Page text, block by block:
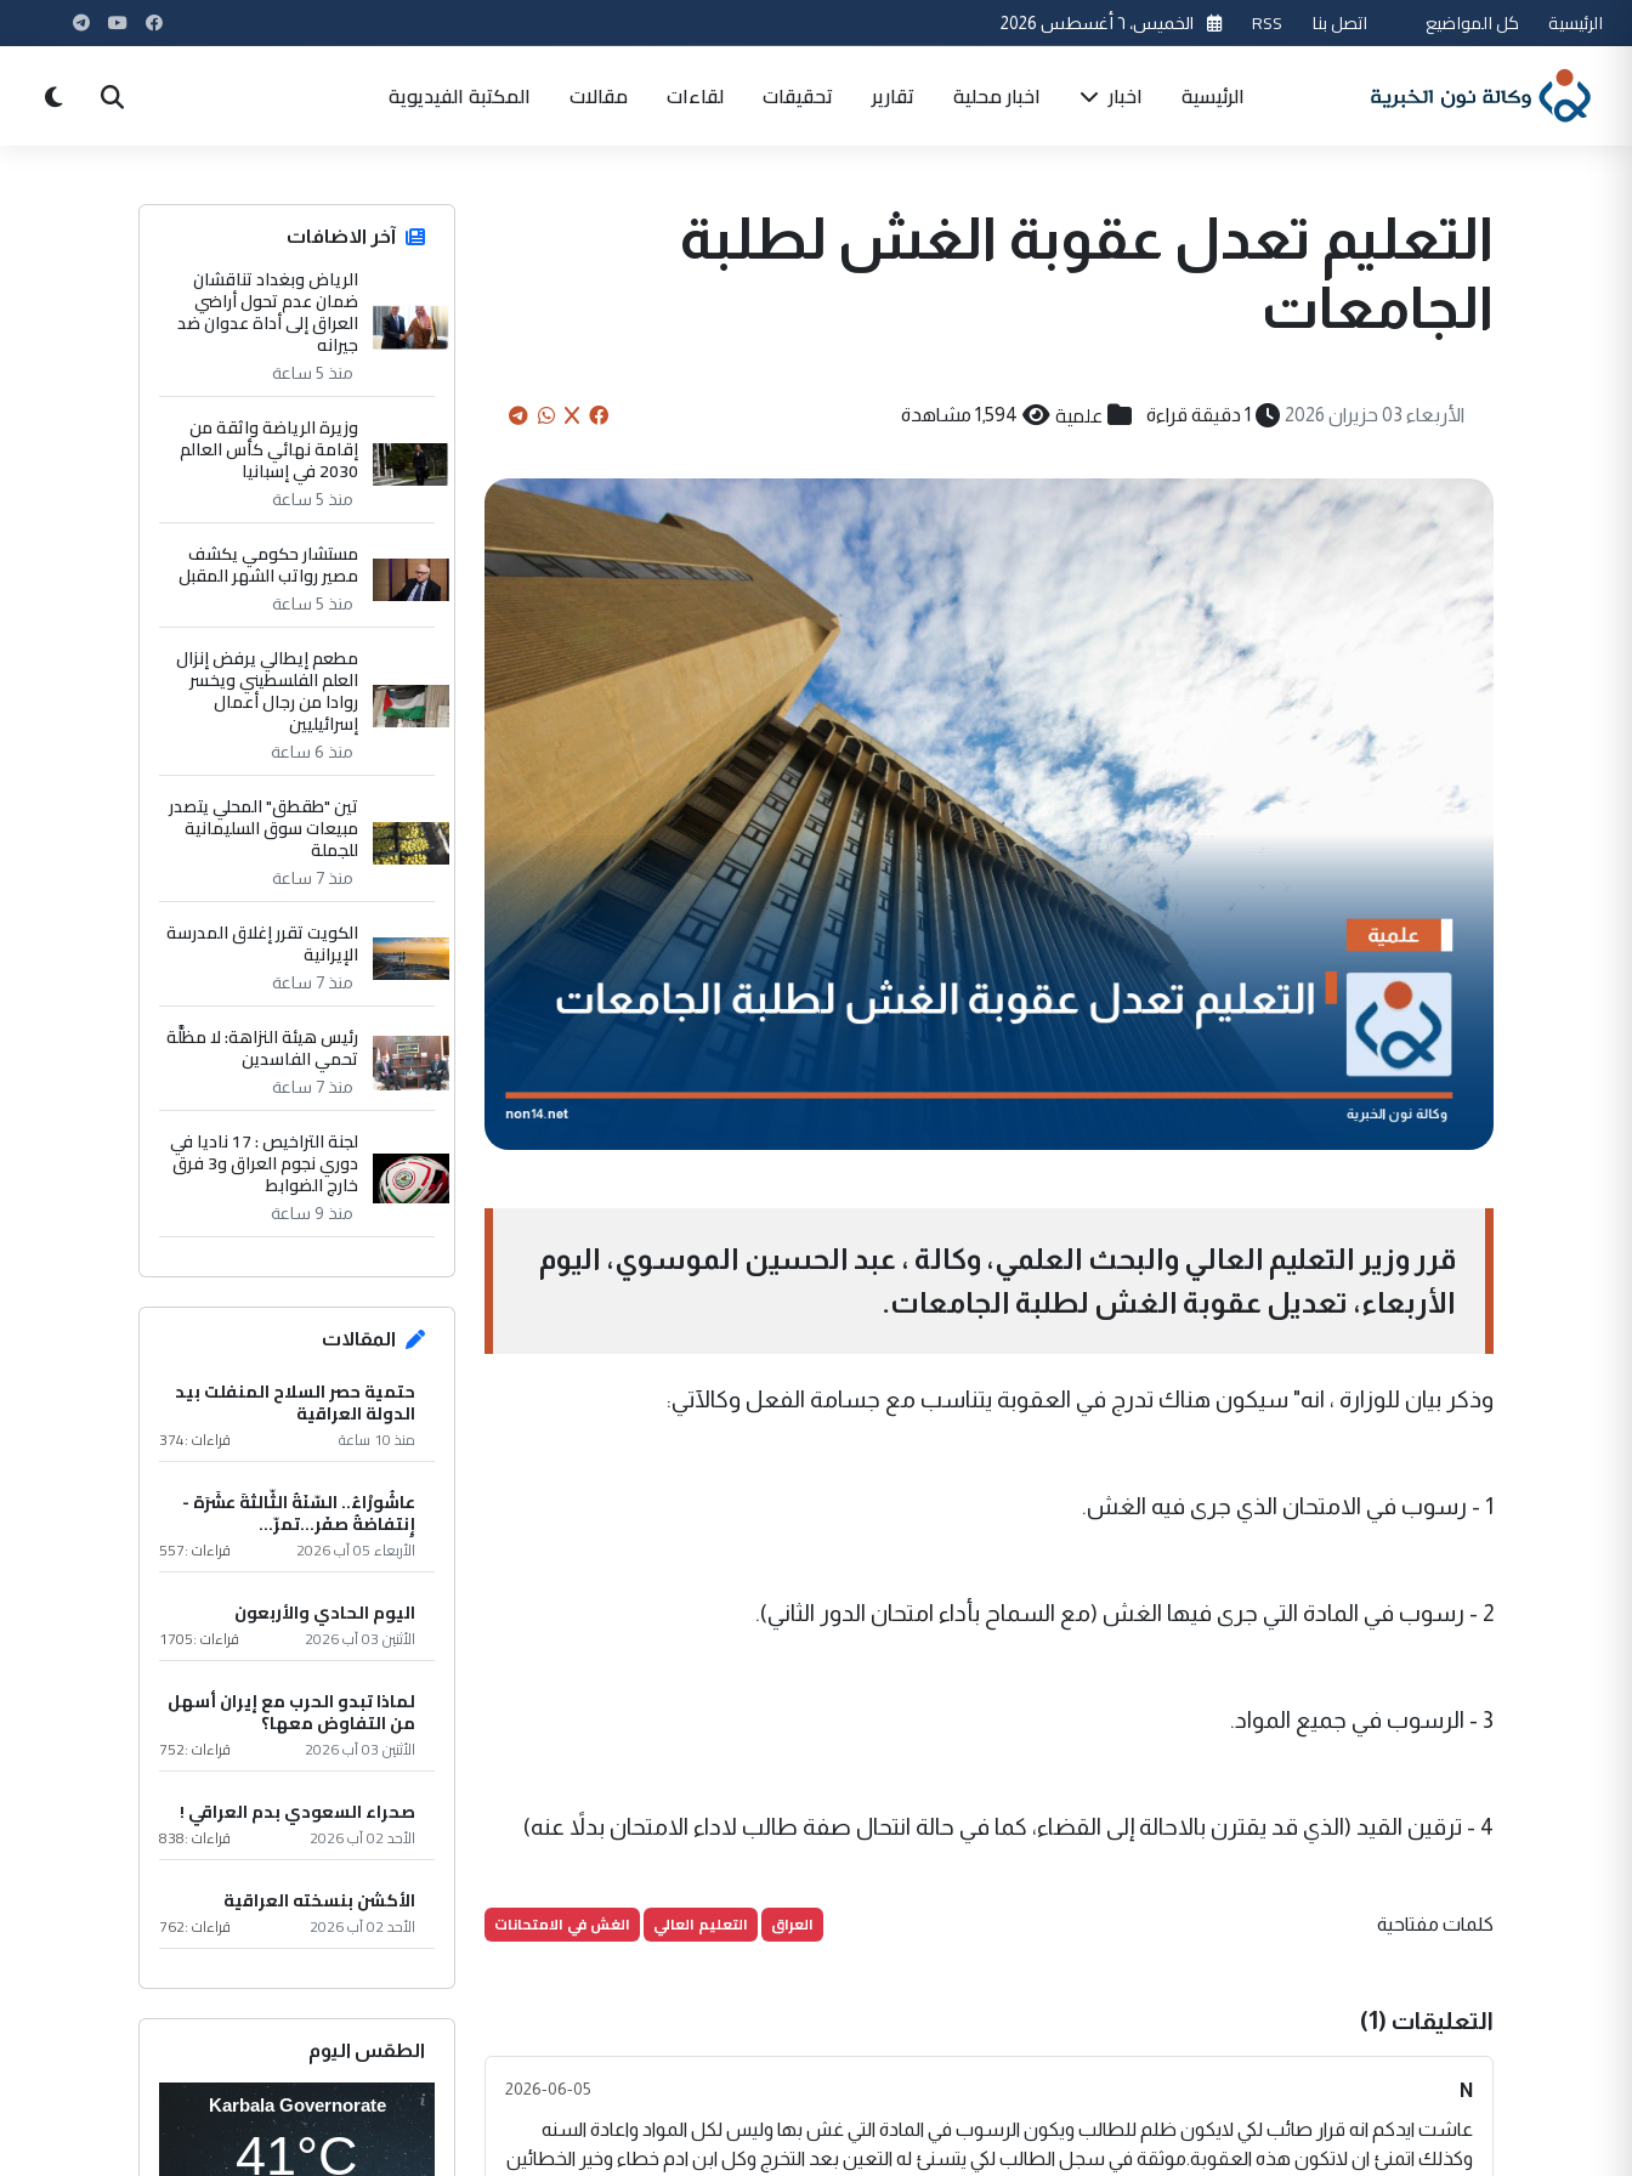
الرئيسية كل المواضيع اتصل بنا RSS الخميس، ٦ أغسطس 2026
الرئيسية اخبار اخبار محلية تقارير تحقيقات لقاءات مقالات المكتبة الفيديوية
التعليم تعدل عقوبة الغش لطلبة
الجامعات
الأربعاء 03 حزيران 2026 1 دقيقة قراءة علمية 1,594 مشاهدة
قرر وزير التعليم العالي والبحث العلمي، وكالة ، عبد الحسين الموسوي، اليوم
الأربعاء، تعديل عقوبة الغش لطلبة الجامعات.
وذكر بيان للوزارة ، انه" سيكون هناك تدرج في العقوبة يتناسب مع جسامة الفعل وكالآتي:
1 - رسوب في الامتحان الذي جرى فيه الغش.
2 - رسوب في المادة التي جرى فيها الغش (مع السماح بأداء امتحان الدور الثاني).
3 - الرسوب في جميع المواد.
4 - ترقين القيد (الذي قد يقترن بالاحالة إلى القضاء، كما في حالة انتحال صفة طالب لاداء الامتحان بدلاً عنه)
كلمات مفتاحية العراق التعليم العالي الغش في الامتحانات
التعليقات (1)
N
2026-06-05
عاشت ايدكم انه قرار صائب لكي لايكون ظلم للطالب ويكون الرسوب في المادة التي غش بها وليس لكل المواد واعادة السنه
وكذلك اتمنئ ان لاتكون هذه العقوبة.موثقة في سجل الطالب لكي يتسنئ له التعين بعد التخرج وكل ابن ادم خطاء وخير الخطائين
آخر الاضافات
الرياض وبغداد تناقشان
ضمان عدم تحول أراضي
العراق إلى أداة عدوان ضد
جيرانه
منذ 5 ساعة
وزيرة الرياضة واثقة من
إقامة نهائي كأس العالم
2030 في إسبانيا
منذ 5 ساعة
مستشار حكومي يكشف
مصير رواتب الشهر المقبل
منذ 5 ساعة
مطعم إيطالي يرفض إنزال
العلم الفلسطيني ويخسر
روادا من رجال أعمال
إسرائيليين
منذ 6 ساعة
تين "طقطق" المحلي يتصدر
مبيعات سوق السليمانية
للجملة
منذ 7 ساعة
الكويت تقرر إغلاق المدرسة
الإيرانية
منذ 7 ساعة
رئيس هيئة النزاهة: لا مظلَّة
تحمي الفاسدين
منذ 7 ساعة
لجنة التراخيص : 17 ناديا في
دوري نجوم العراق و3 فرق
خارج الضوابط
منذ 9 ساعة
المقالات
حتمية حصر السلاح المنفلت بيد
الدولة العراقية
منذ 10 ساعة قراءات :374
عاشُورْاءُ.. السّنَةُ الثّالثةَ عشَرَة -
إِنتفاضةُ صفَر…تمرّ...
الأربعاء 05 آب 2026 قراءات :557
اليوم الحادي والأربعون
الأثنين 03 آب 2026 قراءات :1705
لماذا تبدو الحرب مع إيران أسهل
من التفاوض معها؟
الأثنين 03 آب 2026 قراءات :752
صحراء السعودي بدم العراقي !
الأحد 02 آب 2026 قراءات :838
الأكشن بنسخته العراقية
الأحد 02 آب 2026 قراءات :762
الطقس اليوم
Karbala Governorate
41°C